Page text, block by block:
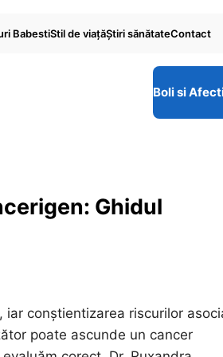
BabestiStil de viaţăŞtiri sănătateContact
Boli si
Ghidul
conștientizarea riscurilor
poate ascunde un cancer